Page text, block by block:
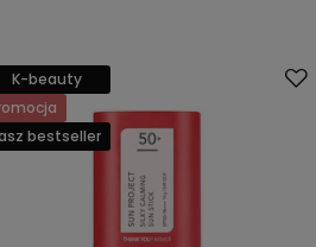
K-beauty
bestseller